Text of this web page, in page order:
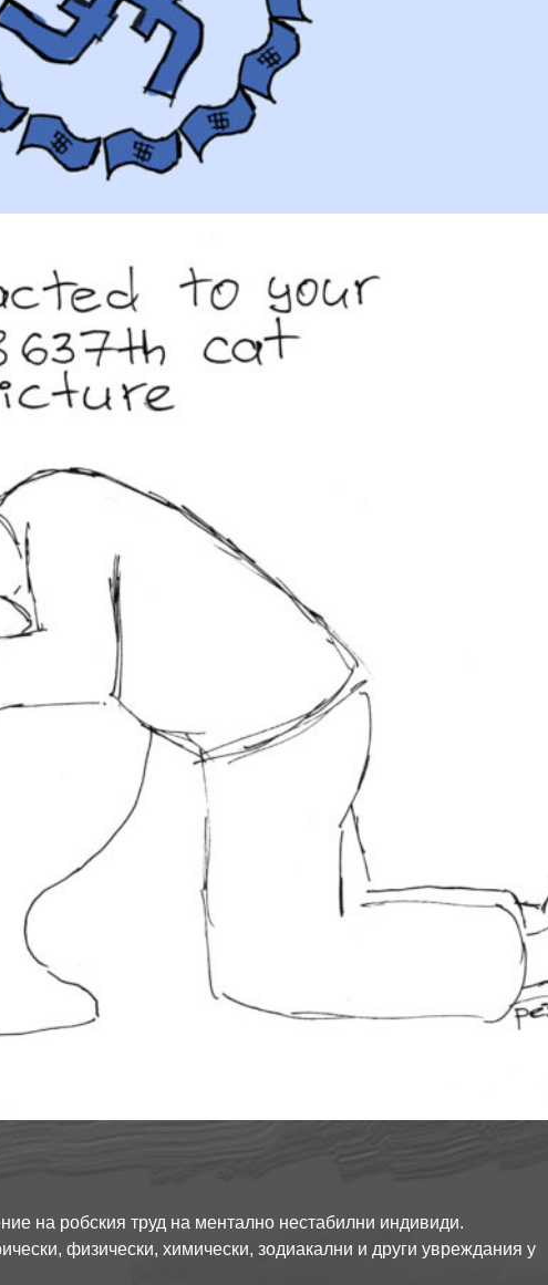
Подходящо
на робския труд на ментално нестабилни индивиди.
физически, химически, зодиакални и други увреждания у